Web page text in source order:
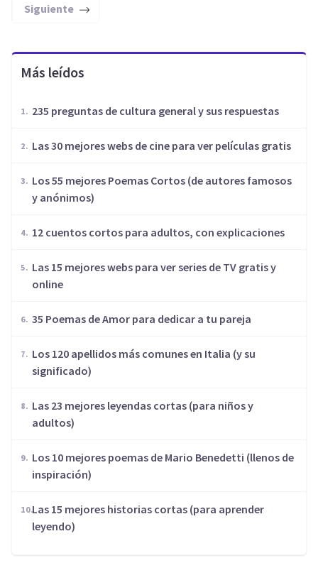
Siguiente
Más leídos
235 preguntas de cultura general y sus respuestas
Las 30 mejores webs de cine para ver películas gratis
Los 55 mejores Poemas Cortos (de autores famosos
y anónimos)
12 cuentos cortos para adultos, con explicaciones
Las 15 mejores webs para ver series de TV gratis y
online
35 Poemas de Amor para dedicar a tu pareja
Los 120 apellidos más comunes en Italia (y su
significado)
Las 23 mejores leyendas cortas (para niños y
adultos)
Los 10 mejores poemas de Mario Benedetti (llenos de
inspiración)
Las 15 mejores historias cortas (para aprender
leyendo)